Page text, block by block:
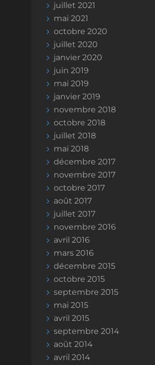
juillet 2021
mai 2021
octobre 2020
juillet 2020
janvier 2020
juin 2019
mai 2019
janvier 2019
novembre 2018
octobre 2018
juillet 2018
mai 2018
décembre 2017
novembre 2017
octobre 2017
août 2017
juillet 2017
novembre 2016
avril 2016
mars 2016
décembre 2015
octobre 2015
septembre 2015
mai 2015
avril 2015
septembre 2014
août 2014
avril 2014